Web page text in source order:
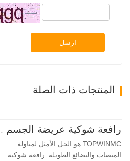
ارسل
المنتجات ذات الصلة
TOPWINMC هو الحل الأمثل لمناولة
المنصات والبضائع الطويلة. رافعة شوكية